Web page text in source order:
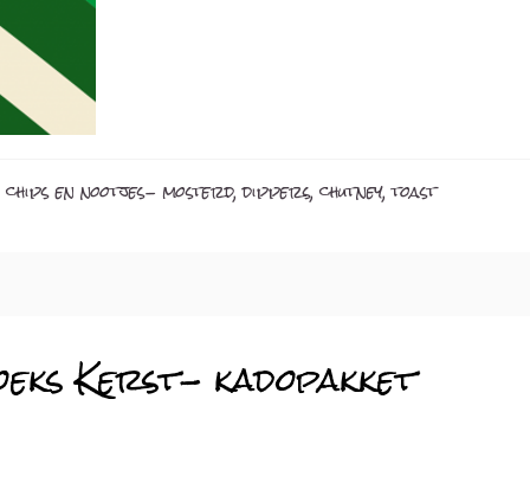
en nootjes- mosterd, dippers, chutney, toast
Kerst- kadopakket